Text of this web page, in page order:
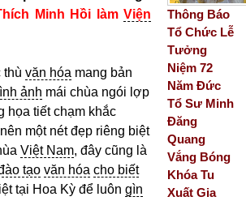
Minh Hồi làmViện
thù văn hóa mang bản
ảnh mái chùa ngói lợp
họa tiết chạm khắc
một nét đẹp riêng biệt
Việt Nam, đây cũng là
tạo văn hóa cho biết
tại Hoa Kỳ để luôn gìn
Thông Báo
Tổ Chức Lễ
Tưởng
Niệm 72
Năm Đức
Tổ Sư Minh
Đăng
Quang
Vắng Bóng
Khóa Tu
Xuất Gia